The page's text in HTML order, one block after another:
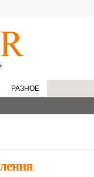
РАЗНОЕ